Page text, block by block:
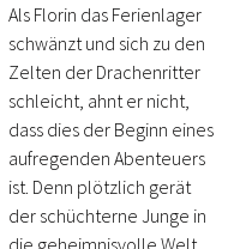
Als Florin das Ferienlager
schwänzt und sich zu den
Zelten der Drachenritter
schleicht, ahnt er nicht,
dass dies der Beginn eines
aufregenden Abenteuers
ist. Denn plötzlich gerät
der schüchterne Junge in
die geheimnisvolle Welt